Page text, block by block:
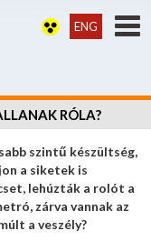
ENG
RÓLA?
szintű készültség,
a siketek is
lehúzták a rolót a
zárva vannak az
a veszély?